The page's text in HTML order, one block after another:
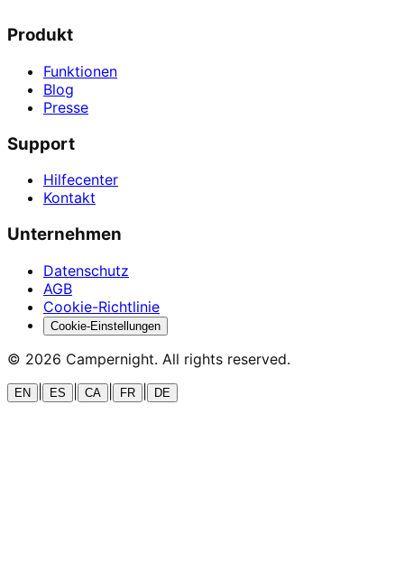
Produkt
Funktionen
Blog
Presse
Support
Hilfecenter
Kontakt
Unternehmen
Datenschutz
AGB
Cookie-Richtlinie
Cookie-Einstellungen
© 2026 Campernight. All rights reserved.
EN ES CA FR DE